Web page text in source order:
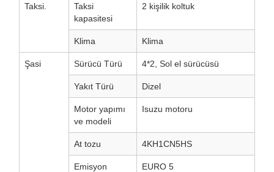
Taksi.
Taksi
kapasitesi
2 kişilik koltuk
Klima Klima
Şasi Sürücü Türü 4*2, Sol el sürücüsü
Yakıt Türü Dizel
Motor yapımı
ve modeli
Isuzu motoru
At tozu 4KH1CN5HS
Emisyon
EURO 5